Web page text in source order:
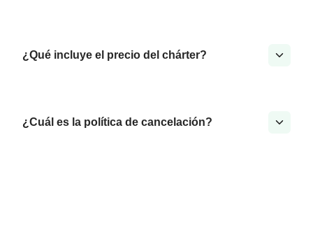
¿Qué incluye el precio del chárter?
¿Cuál es la política de cancelación?